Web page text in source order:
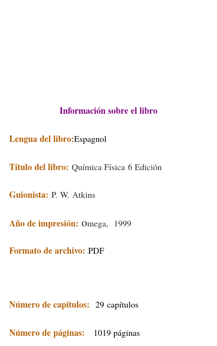
Información sobre el libro
Lengua del libro:Espagnol
Título del libro: Química Física 6 Edición
Guionista: P. W. Atkins
Año de impresión: omega, 1999
Formato de archivo: PDF
Número de capítulos: 29 capítulos
Número de páginas: 1019 páginas